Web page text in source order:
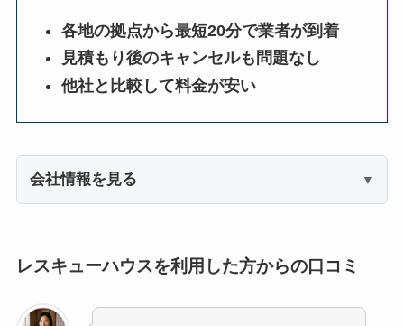
各地の拠点から最短20分で業者が到着
見積もり後のキャンセルも問題なし
他社と比較して料金が安い
会社情報を見る
レスキューハウスを利用した方からの口コミ